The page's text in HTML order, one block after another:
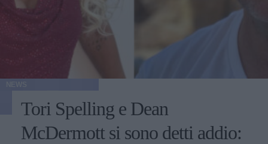
Tori Spelling e Dean
McDermott si sono detti addio: